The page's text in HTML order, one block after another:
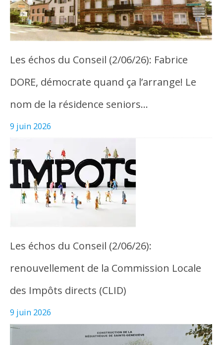
Les échos du Conseil (2/06/26): Fabrice
DORE, démocrate quand ça l’arrange! Le
nom de la résidence seniors…
9 juin 2026
Les échos du Conseil (2/06/26):
renouvellement de la Commission Locale
des Impôts directs (CLID)
9 juin 2026